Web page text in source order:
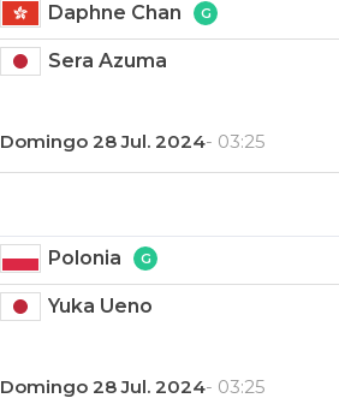
Daphne Chan
Sera Azuma
Domingo 28 Jul. 2024- 03:25
Polonia
Yuka Ueno
Domingo 28 Jul. 2024- 03:25